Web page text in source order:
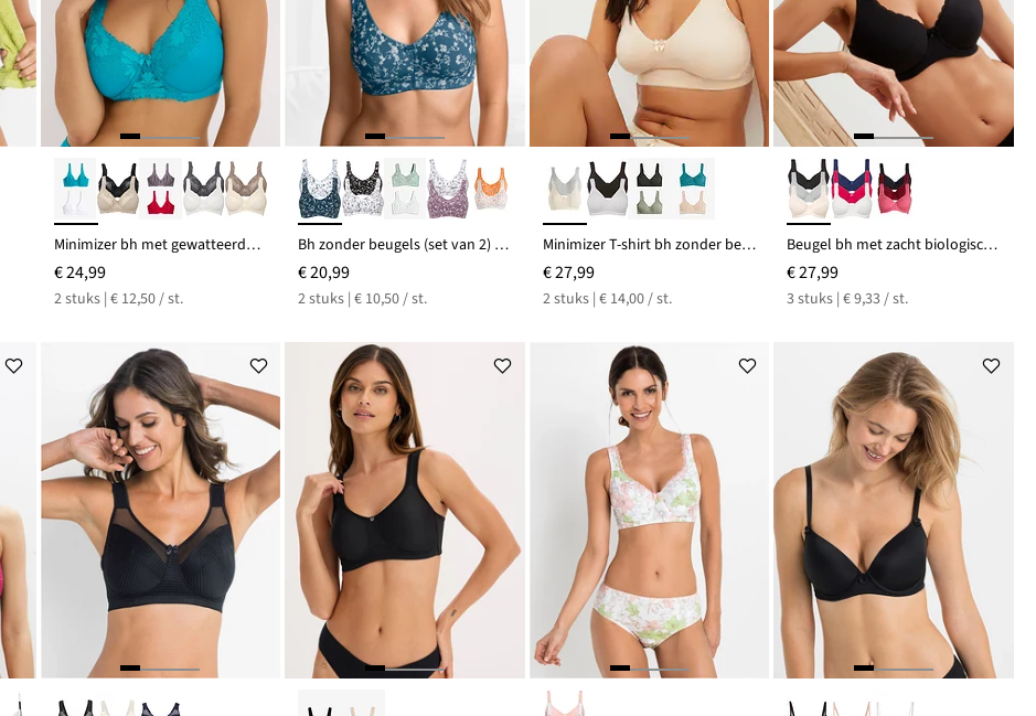
Minimizer bh met gewatteerde schouderbandjes (set van 2)
€ 24,99
2 stuks | € 12,50 / st.
Bh zonder beugels (set van 2) met biologisch katoen
€ 20,99
2 stuks | € 10,50 / st.
Minimizer T-shirt bh zonder beugels met biologisch katoen (set van 2)
€ 27,99
2 stuks | € 14,00 / st.
Beugel bh met zacht biologisch katoen (set van 3)
€ 27,99
3 stuks | € 9,33 / st.